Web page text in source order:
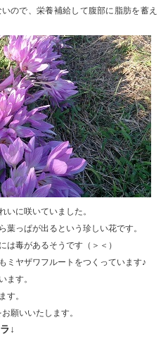
ので、栄養補給して腹部に脂肪を蓄え
いに咲いていました。
っぱが出るという珍しい花です。
は毒があるそうです（＞＜）
ミヤザワフルートをつくっています♪
ます。
す。
願いいたします。
↓